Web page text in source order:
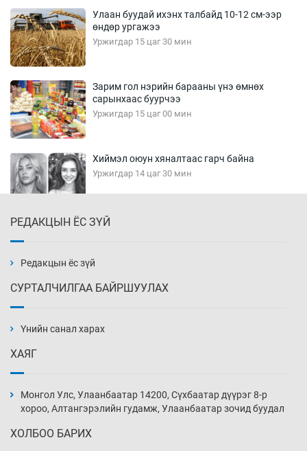
Улаан буудай ихэнх талбайд 10-12 см-ээр
өндөр ургажээ
Уржигдар 15 цаг 30 мин
Зарим гол нэрийн барааны үнэ өмнөх
сарынхаас буурчээ
Уржигдар 15 цаг 00 мин
Хиймэл оюун хяналтаас гарч байна
Уржигдар 14 цаг 30 мин
Уржигдар 14 цаг 00 мин
нэмэгджээ
Уржигдар 13 цаг 30 мин
РЕДАКЦЫН ЁС ЗҮЙ
Редакцын ёс зүй
СУРТАЛЧИЛГАА БАЙРШУУЛАХ
Үнийн санал харах
ХАЯГ
Монгол Улс, Улаанбаатар 14200, Сүхбаатар дүүрэг 8-р
хороо, Алтангэрэлийн гудамж, Улаанбаатар зочид буудал
ХОЛБОО БАРИХ